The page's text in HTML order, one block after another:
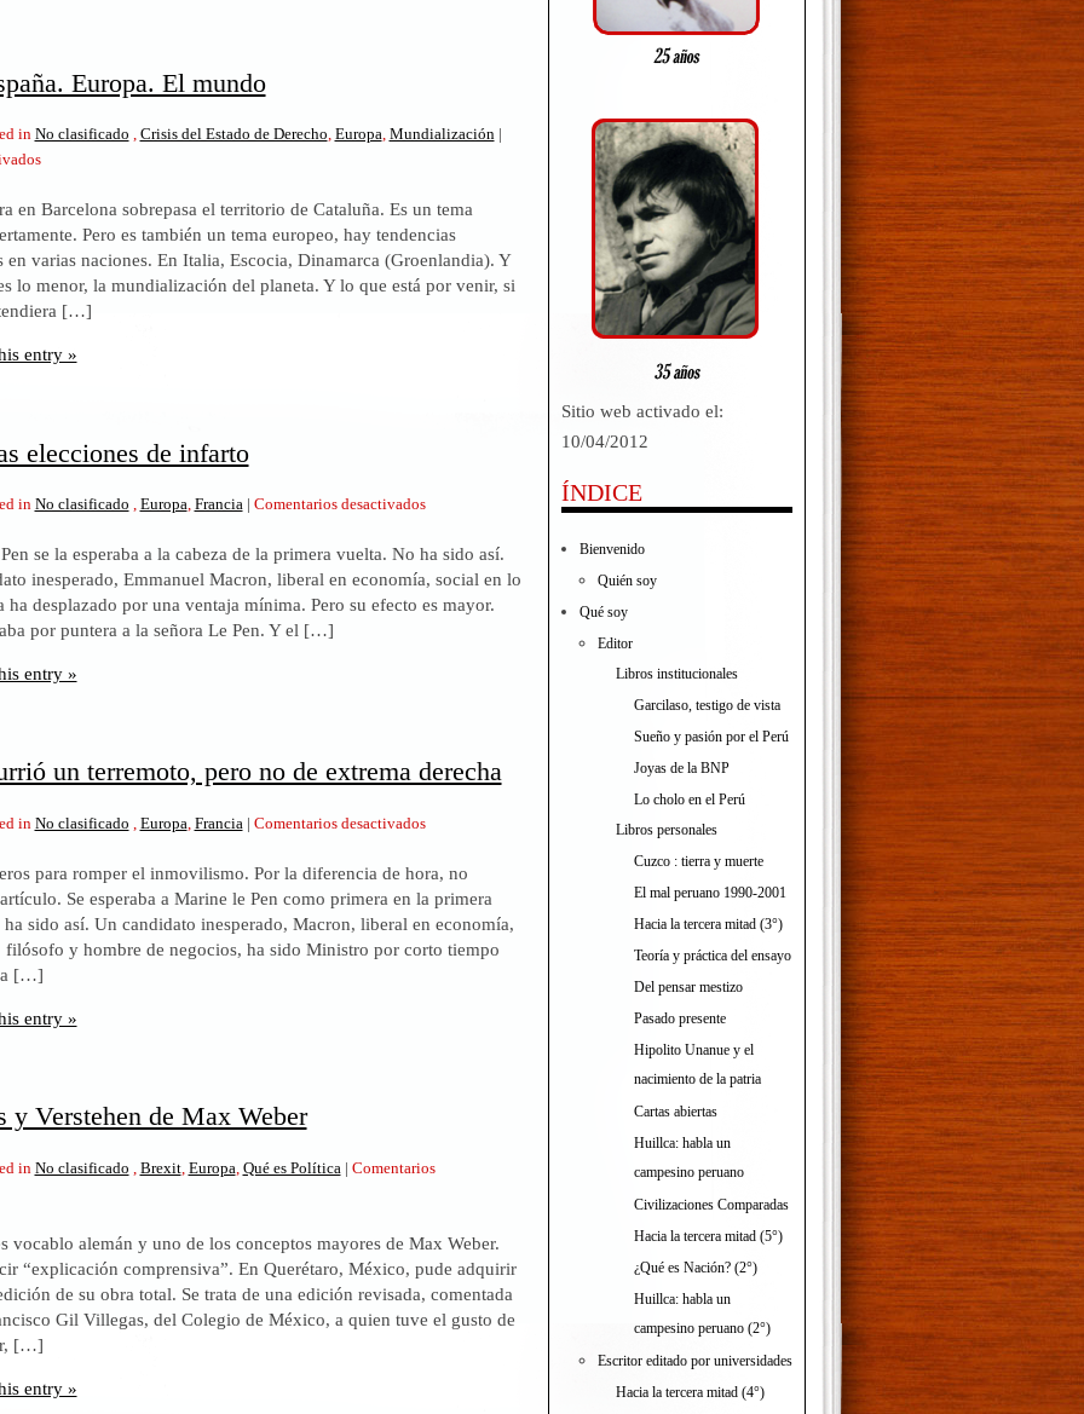
Europa. El mundo
in No clasificado Crisis del Estado de Derecho Europa Mundialización |
en
España.
Europa.
El
mundo
en Barcelona sobrepasa el territorio de Cataluña. Es un tema
Pero es también un tema europeo, hay tendencias
en varias naciones. En Italia, Escocia, Dinamarca (Groenlandia). Y
lo menor, la mundialización del planeta. Y lo que está por venir, si
[…]
entry »
elecciones de infarto
in No clasificado Europa Francia | Comentarios desactivadosen
Unas
elecciones
de
se la esperaba a la cabeza de la primera vuelta. No ha sido así.
inesperado, Emmanuel Macron, liberal en economía, social en lo
ha desplazado por una ventaja mínima. Pero su efecto es mayor.
por puntera a la señora Le Pen. Y el […]
entry »
un terremoto, pero no de extrema derecha
in No clasificado Europa Francia | Comentarios desactivadosen
Ocurrió
un
terremoto,
pero
para romper el inmovilismo. Por la diferencia de hora, no
Se esperaba a Marine le Pen como primera en la primera
sido así. Un candidato inesperado, Macron, liberal en economía,
y hombre de negocios, ha sido Ministro por corto tiempo
[…]
entry »
y Verstehen de Max Weber
in No clasificado Brexit, Europa Qué es Política | Comentarios
vocablo alemán y uno de los conceptos mayores de Max Weber.
“explicación comprensiva”. En Querétaro, México, pude adquirir
de su obra total. Se trata de una edición revisada, comentada
Gil Villegas, del Colegio de México, a quien tuve el gusto de
[…]
entry »
Sitio web activado el:
10/04/2012
ÍNDICE
Bienvenido
Quién soy
Qué soy
Editor
Libros institucionales
Garcilaso, testigo de vista
Sueño y pasión por el Perú
Joyas de la BNP
Lo cholo en el Perú
Libros personales
Cuzco : tierra y muerte
El mal peruano 1990-2001
Hacia la tercera mitad (3°)
Teoría y práctica del ensayo
Del pensar mestizo
Pasado presente
Hipolito Unanue y el
nacimiento de la patria
Cartas abiertas
Huillca: habla un
campesino peruano
Civilizaciones Comparadas
Hacia la tercera mitad (5°)
¿Qué es Nación? (2°)
Huillca: habla un
campesino peruano (2°)
Escritor editado por universidades
Hacia la tercera mitad (4°)